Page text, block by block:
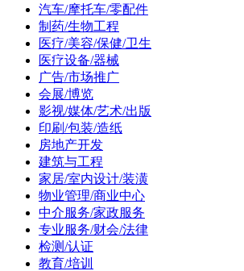
汽车/摩托车/零配件
制药/生物工程
医疗/美容/保健/卫生
医疗设备/器械
广告/市场推广
会展/博览
影视/媒体/艺术/出版
印刷/包装/造纸
房地产开发
建筑与工程
家居/室内设计/装潢
物业管理/商业中心
中介服务/家政服务
专业服务/财会/法律
检测/认证
教育/培训